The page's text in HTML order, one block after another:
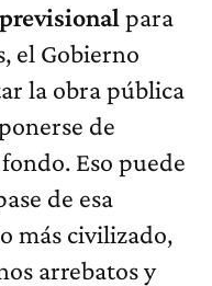
para
el Gobierno
la obra pública
de
Eso puede
de esa
más civilizado,
arrebatos y